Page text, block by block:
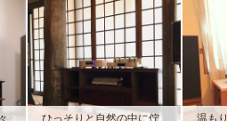
ひっそりと自然の中に佇
温も